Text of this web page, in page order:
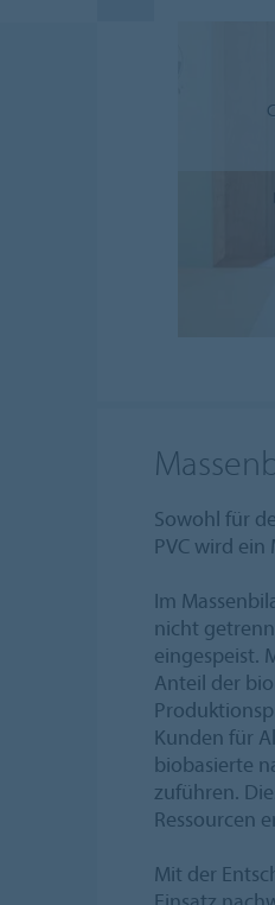
Sowohl für
PVC wird
Im
nicht
eingespeist.
Anteil der
Kunden für
biobasierte
zuführen.
Ressourcen
Mit der